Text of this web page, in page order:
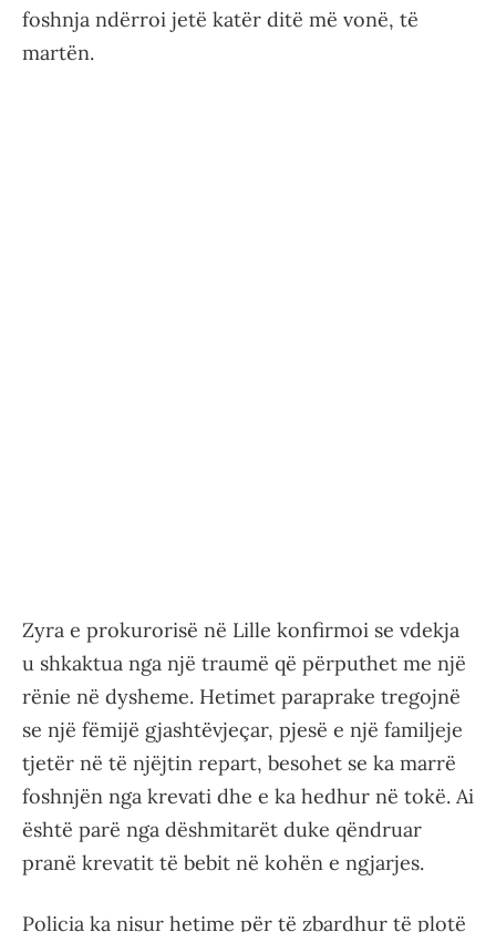
foshnja ndërroi jetë katër ditë më vonë, të
martën.
Zyra e prokurorisë në Lille konfirmoi se vdekja
u shkaktua nga një traumë që përputhet me një
rënie në dysheme. Hetimet paraprake tregojnë
se një fëmijë gjashtëvjeçar, pjesë e një familjeje
tjetër në të njëjtin repart, besohet se ka marrë
foshnjën nga krevati dhe e ka hedhur në tokë. Ai
është parë nga dëshmitarët duke qëndruar
pranë krevatit të bebit në kohën e ngjarjes.
Policia ka nisur hetime për të zbardhur të plotë